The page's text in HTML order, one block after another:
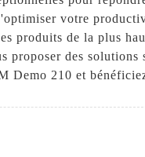
votre
produits de la plus
proposer des
Demo 210 et